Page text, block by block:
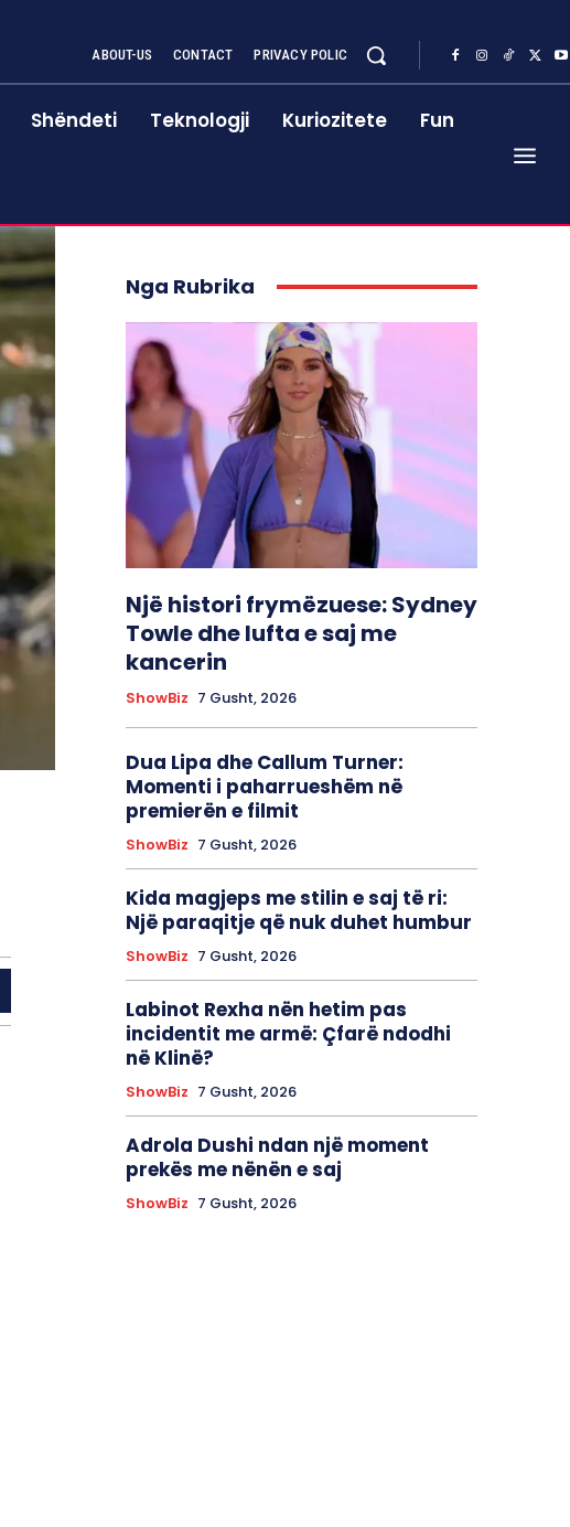
ABOUT-US CONTACT PRIVACY POLIC
Shëndeti Teknologji Kuriozitete Fun
Nga Rubrika
Një histori frymëzuese: Sydney
Towle dhe lufta e saj me
kancerin
ShowBiz 7 Gusht, 2026
Dua Lipa dhe Callum Turner:
Momenti i paharrueshëm në
premierën e filmit
ShowBiz 7 Gusht, 2026
Kida magjeps me stilin e saj të ri:
Një paraqitje që nuk duhet humbur
ShowBiz 7 Gusht, 2026
Labinot Rexha nën hetim pas
incidentit me armë: Çfarë ndodhi
në Klinë?
ShowBiz 7 Gusht, 2026
Adrola Dushi ndan një moment
prekës me nënën e saj
ShowBiz 7 Gusht, 2026